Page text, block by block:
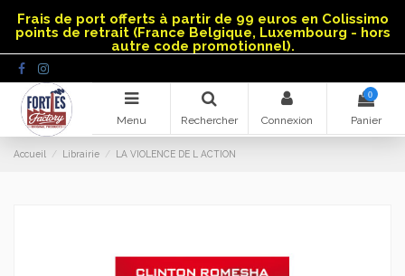
Frais de port offerts à partir de 99 euros en Colissimo
points de retrait (France Belgique, Luxembourg - hors
autre code promotionnel).
Menu Rechercher Connexion
0
Panier
Accueil Librairie LA VIOLENCE DE L ACTION